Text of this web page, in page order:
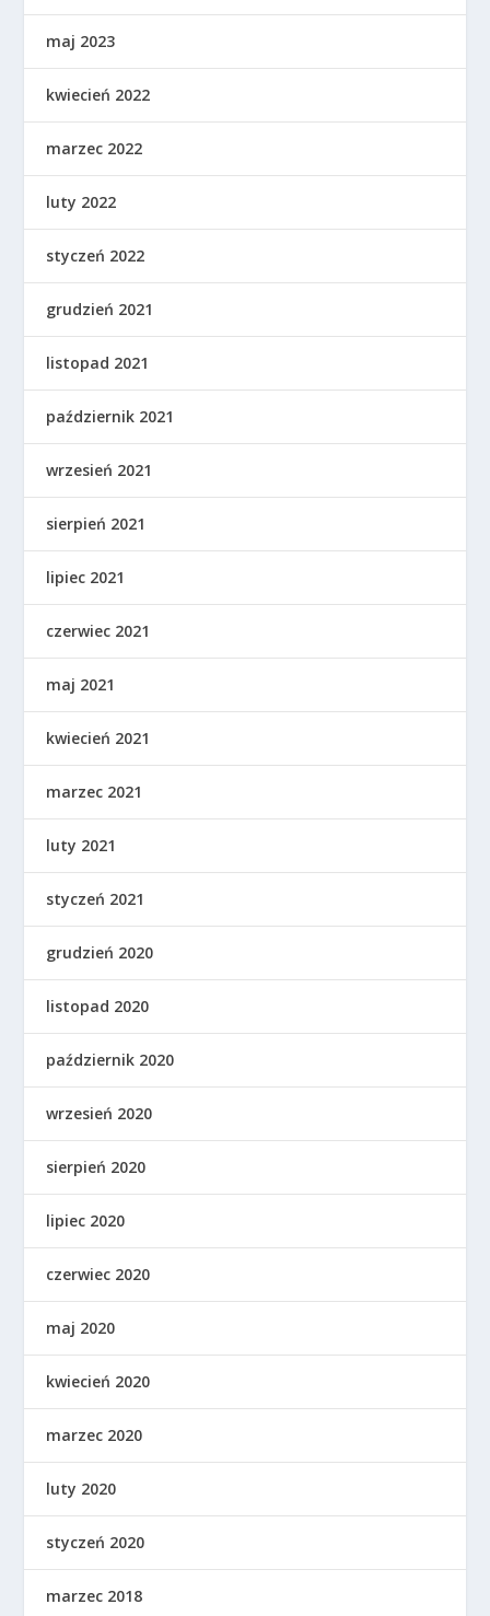
maj 2023
kwiecień 2022
marzec 2022
luty 2022
styczeń 2022
grudzień 2021
listopad 2021
październik 2021
wrzesień 2021
sierpień 2021
lipiec 2021
czerwiec 2021
maj 2021
kwiecień 2021
marzec 2021
luty 2021
styczeń 2021
grudzień 2020
listopad 2020
październik 2020
wrzesień 2020
sierpień 2020
lipiec 2020
czerwiec 2020
maj 2020
kwiecień 2020
marzec 2020
luty 2020
styczeń 2020
marzec 2018